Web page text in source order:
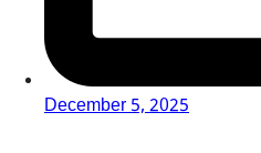
December 5, 2025